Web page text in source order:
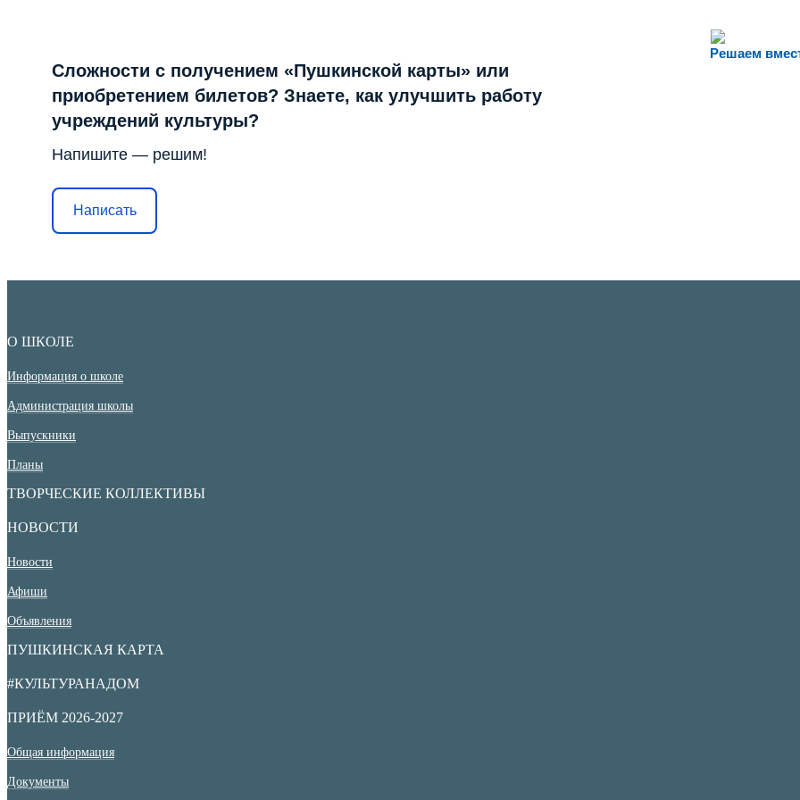
Решаем
Сложности с получением «Пушкинской карты» или
приобретением билетов? Знаете, как улучшить работу
учреждений культуры?
Напишите — решим!
Написать
О ШКОЛЕ
Информация о школе
Администрация школы
Выпускники
Планы
ТВОРЧЕСКИЕ КОЛЛЕКТИВЫ
НОВОСТИ
Новости
Афиши
Объявления
ПУШКИНСКАЯ КАРТА
#КУЛЬТУРАНАДОМ
ПРИЁМ 2026-2027
Общая информация
Документы